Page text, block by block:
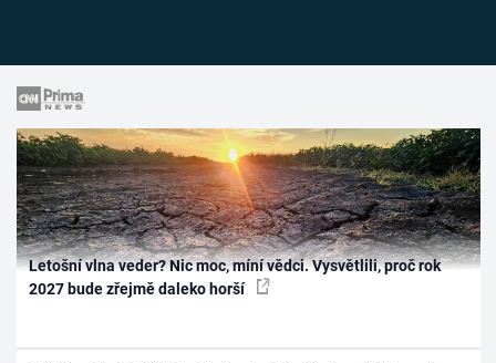
Letošní vlna veder? Nic moc, míní vědci. Vysvětlili, proč rok
2027 bude zřejmě daleko horší